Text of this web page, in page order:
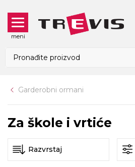
meni
Garderobni ormani
Za škole i vrtiće